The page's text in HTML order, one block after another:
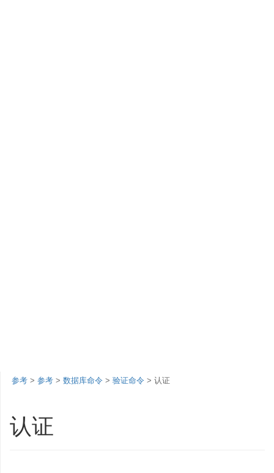
参考 > 参考 > 数据库命令 > 验证命令 > 认证
认证